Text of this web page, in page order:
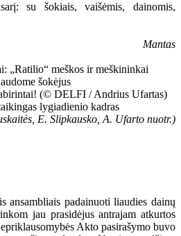
su šokiais, vaišėmis, dainomis,
Mantas
E. Slipkausko, A. Ufarto nuotr.)
ansambliais padainuoti liaudies dainų
jau prasidėjus antrajam atkurtos
Akto pasirašymo buvo